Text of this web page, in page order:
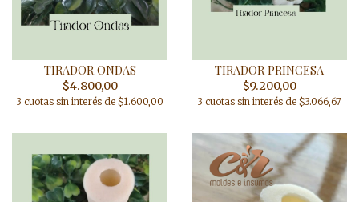
TIRADOR ONDAS
$4.800,00
3 cuotas sin interés de $1.600,00
TIRADOR PRINCESA
$9.200,00
3 cuotas sin interés de $3.066,67